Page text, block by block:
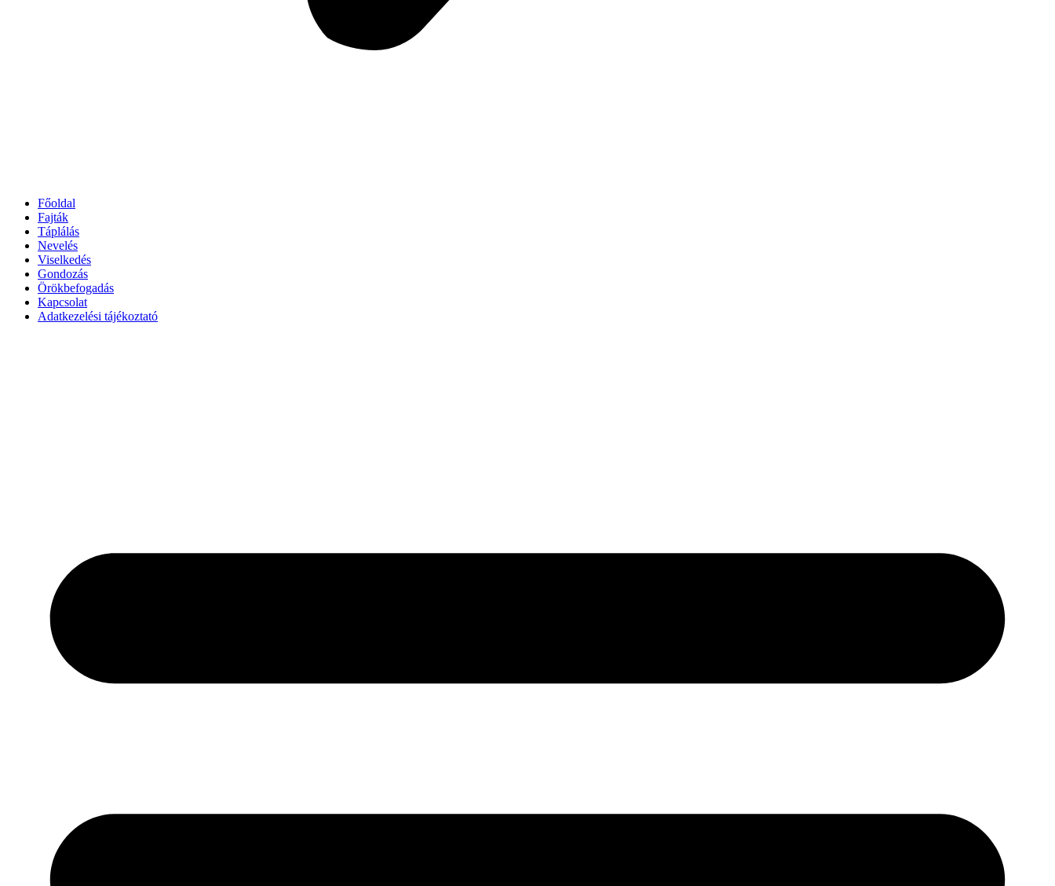
Főoldal
Fajták
Táplálás
Nevelés
Viselkedés
Gondozás
Örökbefogadás
Kapcsolat
Adatkezelési tájékoztató